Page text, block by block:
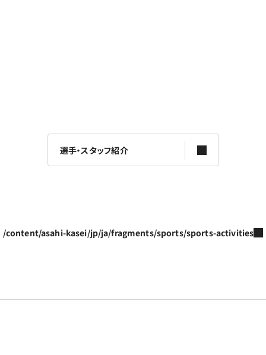
選手・スタッフ紹介
/content/asahi-kasei/jp/ja/fragments/sports/sports-activities